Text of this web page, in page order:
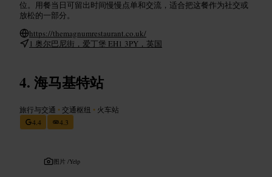
位。用餐当日可留出时间慢慢点单和交流，适合把这餐作为社交或
放松的一部分。
https://themagnumrestaurant.co.uk/
1 奥尔巴尼街，爱丁堡 EH1 3PY，英国
海马基特站
旅行与交通 •交通枢纽 • 火车站
4.4
4.3
图片 /Yelp